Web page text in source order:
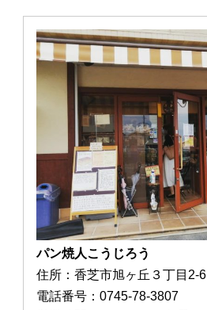
パン焼人こうじろう
住所：香芝市旭ヶ丘３丁目2-6
電話番号：0745-78-3807